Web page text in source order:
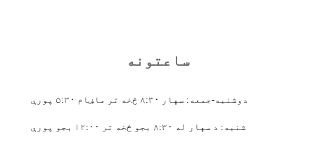
ساعتونه
دوشنبه-جمعه: سهار ۸:۳۰ څخه تر ماښام ۵:۳۰ پورې
شنبه: د سهار له ۸:۳۰ بجو څخه تر ۱۲:۰۰ بجو پورې